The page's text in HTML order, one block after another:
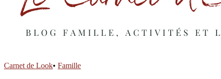
Carnet de Look• Famille